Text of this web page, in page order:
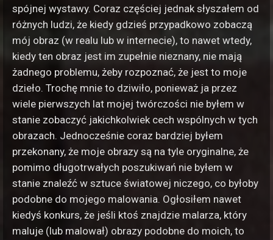
spójnej wystawy. Coraz częściej jednak słyszałem od
różnych ludzi, że kiedy gdzieś przypadkowo zobaczą
mój obraz (w realu lub w internecie), to nawet wtedy,
kiedy ten obraz jest im zupełnie nieznany, nie mają
żadnego problemu, żeby rozpoznać, że jest to moje
dzieło. Trochę mnie to dziwiło, ponieważ ja przez
wiele pierwszych lat mojej twórczości nie byłem w
stanie zobaczyć jakichkolwiek cech wspólnych w tych
obrazach. Jednocześnie coraz bardziej byłem
przekonany, że moje obrazy są na tyle oryginalne, że
pomimo długotrwałych poszukiwań nie byłem w
stanie znaleźć w sztuce światowej niczego, co byłoby
podobne do mojego malowania. Ogłosiłem nawet
kiedyś konkurs, że jeśli ktoś znajdzie malarza, który
maluje (lub malował) obrazy podobne do moich, to